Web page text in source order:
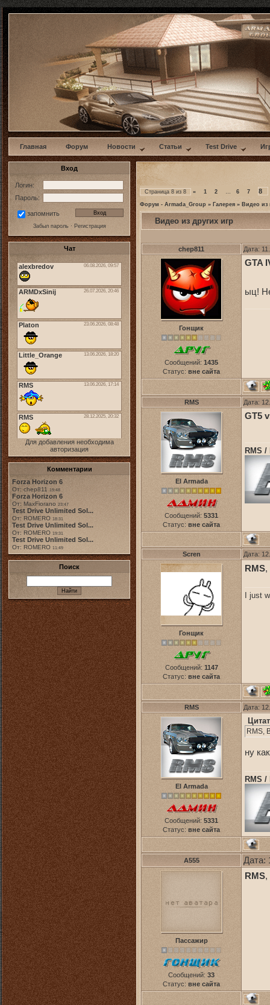
w
Главная Форум Новости Статьи Test Drive
Вход
Логин:
Пароль:
запомнить
Забыл пароль· Регистрация
Чат
Для добавления необходима
авторизация
Комментарии
Forza Horizon 6
От: chep811 19:48
Forza Horizon 6
От: MaxFiorano 23:47
Test Drive Unlimited Sol...
От: ROMERO 18:31
Test Drive Unlimited Sol...
От: ROMERO 19:31
Test Drive Unlimited Sol...
От: ROMERO 11:49
Поиск
Страница 8 из 8 « 1 2 … 6 7 8
Форум - Armada_Group » Галерея » Видео из
Видео из других игр
chep811 Дата:
Гонщик
Сообщений: 1435
Статус: вне сайта
GTA
ыц!
RMS Дата:
El Armada
Сообщений: 5331
Статус: вне сайта
GT5
RMS /
Scren Дата:
Гонщик
Сообщений: 1147
Статус: вне сайта
RMS,
I just
RMS Дата:
El Armada
Сообщений: 5331
Статус: вне сайта
RMS,
ну
RMS /
A555 Дата:
Пассажир
Сообщений: 33
Статус: вне сайта
RMS,